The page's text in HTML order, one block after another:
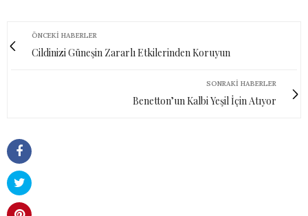
ÖNCEKI HABERLER
Cildinizi Güneşin Zararlı Etkilerinden Koruyun
SONRAKI HABERLER
Benetton’un Kalbi Yeşil İçin Atıyor